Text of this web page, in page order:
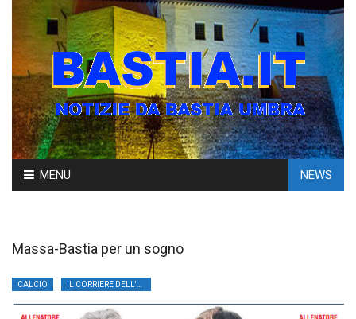
Skip
to
MENU NEWS
Massa-Bastia per un sogno
CALCIO